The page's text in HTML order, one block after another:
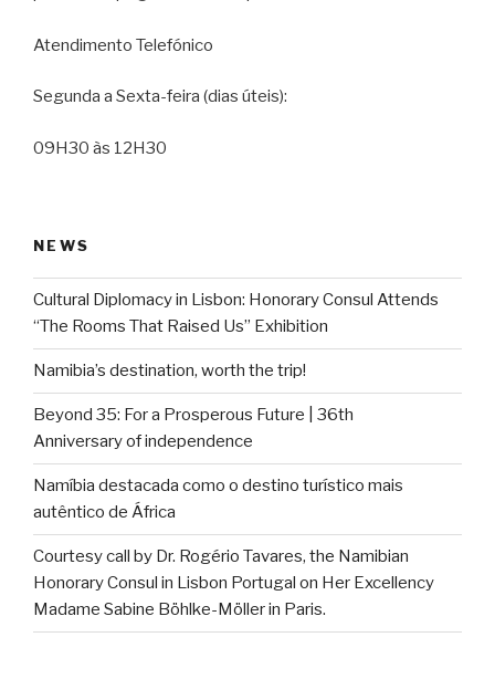
Atendimento Telefónico
Segunda a Sexta-feira (dias úteis):
09H30 às 12H30
NEWS
Cultural Diplomacy in Lisbon: Honorary Consul Attends
“The Rooms That Raised Us” Exhibition
Namibia’s destination, worth the trip!
Beyond 35: For a Prosperous Future | 36th
Anniversary of independence
Namíbia destacada como o destino turístico mais
autêntico de África
Courtesy call by Dr. Rogério Tavares, the Namibian
Honorary Consul in Lisbon Portugal on Her Excellency
Madame Sabine Böhlke-Möller in Paris.